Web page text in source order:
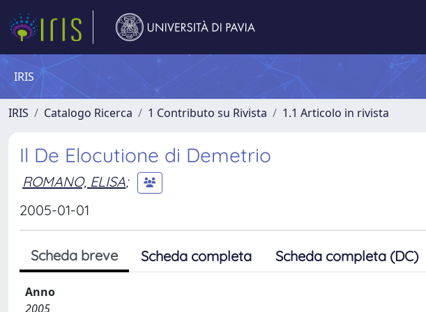
IRIS
IRIS Catalogo Ricerca 1 Contributo su Rivista 1.1 Articolo in rivista
Il De Elocutione di Demetrio
ROMANO, ELISA;
2005-01-01
Scheda breve Scheda completa Scheda completa (DC)
Anno
2005